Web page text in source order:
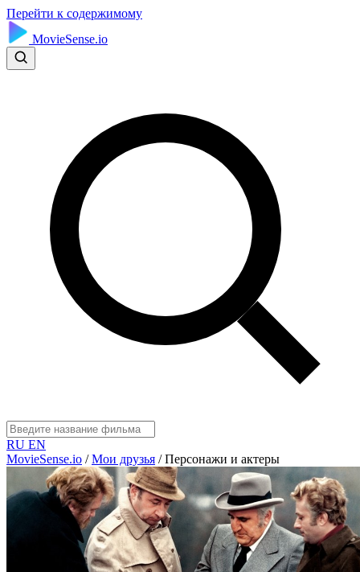
Перейти к содержимому
MovieSense.io
RU EN
MovieSense.io / Мои друзья / Персонажи и актеры